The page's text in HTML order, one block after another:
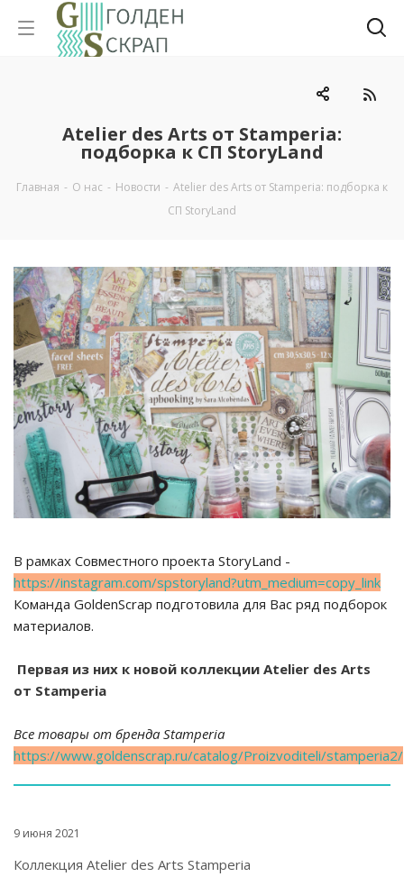
Atelier des Arts от Stamperia:
подборка к СП StoryLand
Главная - О нас - Новости - Atelier des Arts от Stamperia: подборка к
СП StoryLand
В рамках Совместного проекта StoryLand -
https://instagram.com/spstoryland?utm_medium=copy_link
Команда GoldenScrap подготовила для Вас ряд подборок
материалов.
Первая из них к новой коллекции Atelier des Arts
от Stamperia
Все товары от бренда Stamperia
https://www.goldenscrap.ru/catalog/Proizvoditeli/stamperia2/
9 июня 2021
Коллекция Atelier des Arts Stamperia